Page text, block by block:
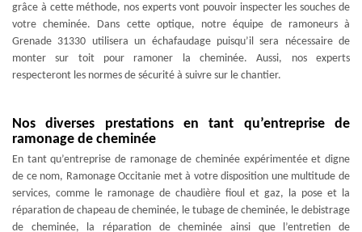
grâce à cette méthode, nos experts vont pouvoir inspecter les souches de
votre cheminée. Dans cette optique, notre équipe de ramoneurs à
Grenade 31330 utilisera un échafaudage puisqu’il sera nécessaire de
monter sur toit pour ramoner la cheminée. Aussi, nos experts
respecteront les normes de sécurité à suivre sur le chantier.
Nos diverses prestations en tant qu’entreprise de
ramonage de cheminée
En tant qu’entreprise de ramonage de cheminée expérimentée et digne
de ce nom, Ramonage Occitanie met à votre disposition une multitude de
services, comme le ramonage de chaudière fioul et gaz, la pose et la
réparation de chapeau de cheminée, le tubage de cheminée, le debistrage
de cheminée, la réparation de cheminée ainsi que l’entretien de